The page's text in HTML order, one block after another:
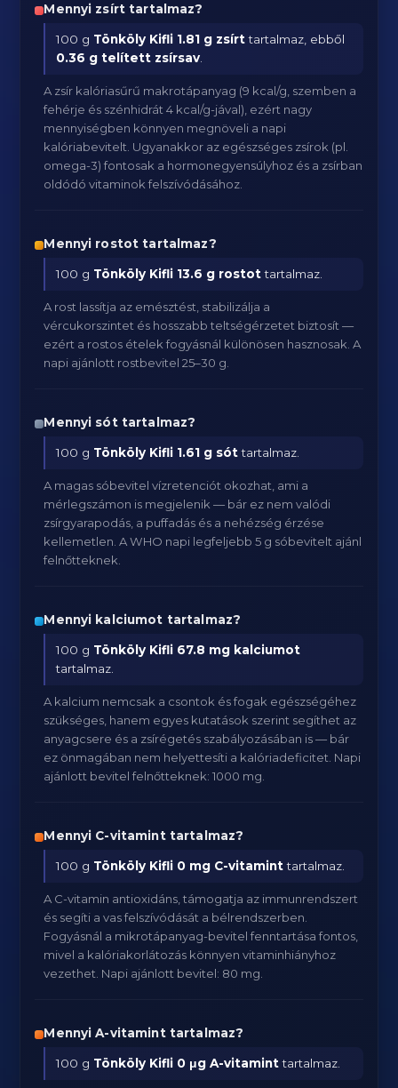
Mennyi zsírt tartalmaz?
100 g Tönköly Kifli 1.81 g zsírttartalmaz, ebből
0.36 g telített zsírsav
A zsír kalóriasűrű makrotápanyag (9 kcal/g, szemben a
fehérje és szénhidrát 4 kcal/g-jával), ezért nagy
mennyiségben könnyen megnöveli a napi
kalóriabevitelt. Ugyanakkor az egészséges zsírok (pl.
omega-3) fontosak a hormonegyensúlyhoz és a zsírban
oldódó vitaminok felszívódásához.
Mennyi rostot tartalmaz?
100 g Tönköly Kifli 13.6 g rostottartalmaz.
A rost lassítja az emésztést, stabilizálja a
vércukorszintet és hosszabb teltségérzetet biztosít —
ezért a rostos ételek fogyásnál különösen hasznosak. A
napi ajánlott rostbevitel 25–30 g.
Mennyi sót tartalmaz?
100 g Tönköly Kifli 1.61 g sóttartalmaz.
A magas sóbevitel vízretenciót okozhat, ami a
mérlegszámon is megjelenik — bár ez nem valódi
zsírgyarapodás, a puffadás és a nehézség érzése
kellemetlen. A WHO napi legfeljebb 5 g sóbevitelt ajánl
felnőtteknek.
Mennyi kalciumot tartalmaz?
100 g Tönköly Kifli 67.8 mg kalciumot
tartalmaz.
A kalcium nemcsak a csontok és fogak egészségéhez
szükséges, hanem egyes kutatások szerint segíthet az
anyagcsere és a zsírégetés szabályozásában is — bár
ez önmagában nem helyettesíti a kalóriadeficitet. Napi
ajánlott bevitel felnőtteknek: 1000 mg.
Mennyi C-vitamint tartalmaz?
100 g Tönköly Kifli 0 mg C-vitaminttartalmaz.
A C-vitamin antioxidáns, támogatja az immunrendszert
és segíti a vas felszívódását a bélrendszerben.
Fogyásnál a mikrotápanyag-bevitel fenntartása fontos,
mivel a kalóriakorlátozás könnyen vitaminhiányhoz
vezethet. Napi ajánlott bevitel: 80 mg.
Mennyi A-vitamint tartalmaz?
100 g Tönköly Kifli 0 μg A-vitaminttartalmaz.